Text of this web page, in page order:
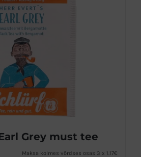
Grey must tee
Maksa kolmes võrdses osas 3 x 1.17€